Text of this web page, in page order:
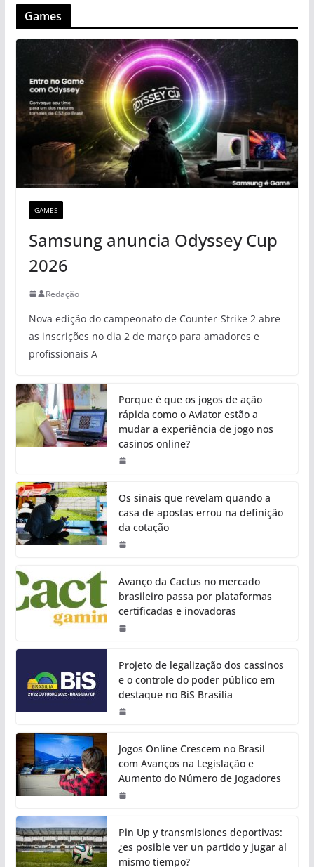
Games
GAMES
Samsung anuncia Odyssey Cup
2026
Redação
Nova edição do campeonato de Counter-Strike 2 abre
as inscrições no dia 2 de março para amadores e
profissionais A
Porque é que os jogos de ação
rápida como o Aviator estão a
mudar a experiência de jogo nos
casinos online?
Os sinais que revelam quando a
casa de apostas errou na definição
da cotação
Avanço da Cactus no mercado
brasileiro passa por plataformas
certificadas e inovadoras
Projeto de legalização dos cassinos
e o controle do poder público em
destaque no BiS Brasília
Jogos Online Crescem no Brasil
com Avanços na Legislação e
Aumento do Número de Jogadores
Pin Up y transmisiones deportivas:
¿es posible ver un partido y jugar al
mismo tiempo?